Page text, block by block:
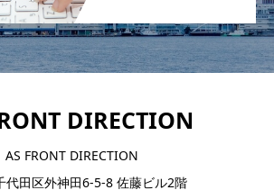
DIRECTION
AS FRONT DIRECTION
代田区外神田6-5-8 佐藤ビル2階